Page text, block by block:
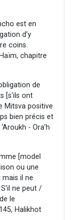
est en
d'y
coins.
chapitre
de
[s'ils ont
Mitsva positive
bien précis et
- Ora’h
[model
ou une
il ne
ne peut /
le
Halikhot